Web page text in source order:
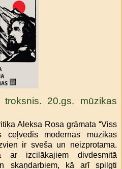
20.gs. mūzikas
Aleksa Rosa grāmata “Viss
modernās mūzikas
ir sveša un neizprotama.
ar izcilākajiem divdesmitā
skaņdarbiem, kā arī spilgti